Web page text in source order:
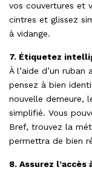
vos couvertures et
cintres et glissez
à vidange.
7. Étiquetez
À l’aide d’un ruban
pensez à bien
nouvelle demeure,
simplifié. Vous
Bref, trouvez la
permettra de bien
8. Assurez